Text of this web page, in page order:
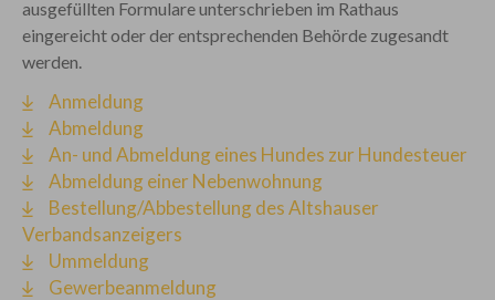
ausgefüllten Formulare unterschrieben im Rathaus
eingereicht oder der entsprechenden Behörde zugesandt
werden.
Anmeldung
Abmeldung
An- und Abmeldung eines Hundes zur Hundesteuer
Abmeldung einer Nebenwohnung
Bestellung/Abbestellung des Altshauser
Verbandsanzeigers
Ummeldung
Gewerbeanmeldung